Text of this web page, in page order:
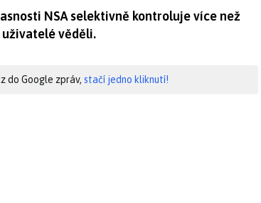
NSA selektivně kontroluje více než
věděli.
do Google zpráv, stačí jedno kliknutí!